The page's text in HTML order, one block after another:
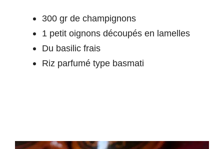
300 gr de champignons
1 petit oignons découpés en lamelles
Du basilic frais
Riz parfumé type basmati